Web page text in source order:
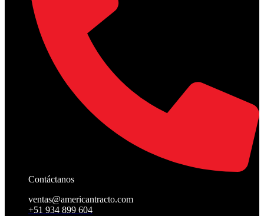
Contáctanos
ventas@americantracto.com
+51 934 899 604